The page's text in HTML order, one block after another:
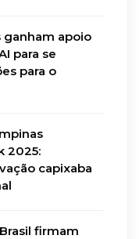
ganham apoio
para se
para o
2025:
capixaba
firmam